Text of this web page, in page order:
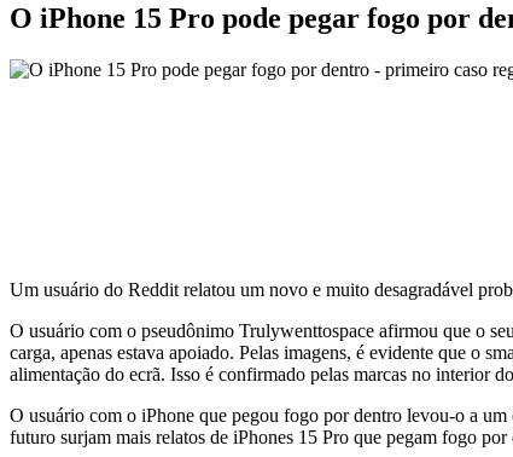
O iPhone 15 Pro pode pegar fogo por
Um usuário do Reddit relatou um novo e muito desagradável
O usuário com o pseudônimo Trulywenttospace afirmou que o
carga, apenas estava apoiado. Pelas imagens, é evidente que o
alimentação do ecrã. Isso é confirmado pelas marcas no interior
O usuário com o iPhone que pegou fogo por dentro levou-o a
futuro surjam mais relatos de iPhones 15 Pro que pegam fogo por